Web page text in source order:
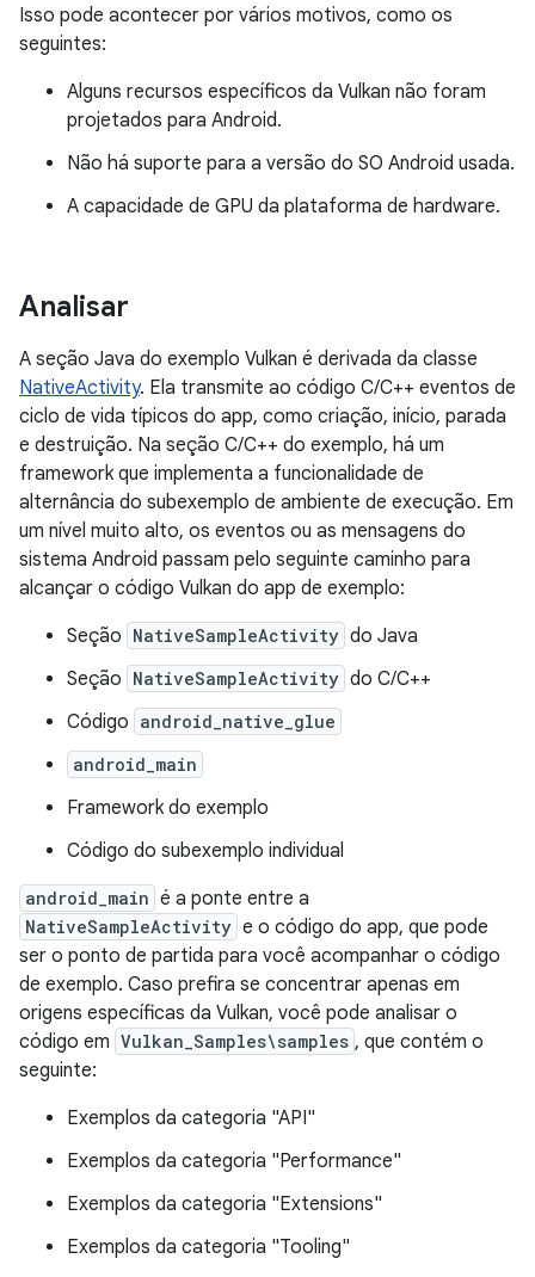
Isso pode acontecer por vários motivos, como os
seguintes:
Alguns recursos específicos da Vulkan não foram
projetados para Android.
Não há suporte para a versão do SO Android usada.
A capacidade de GPU da plataforma de hardware.
Analisar
A seção Java do exemplo Vulkan é derivada da classe
NativeActivity. Ela transmite ao código C/C++ eventos de
ciclo de vida típicos do app, como criação, início, parada
e destruição. Na seção C/C++ do exemplo, há um
framework que implementa a funcionalidade de
alternância do subexemplo de ambiente de execução. Em
um nível muito alto, os eventos ou as mensagens do
sistema Android passam pelo seguinte caminho para
alcançar o código Vulkan do app de exemplo:
Seção NativeSampleActivity do Java
Seção NativeSampleActivity do C/C++
Código android_native_glue
android_main
Framework do exemplo
Código do subexemplo individual
android_main é a ponte entre a
NativeSampleActivity e o código do app, que pode
ser o ponto de partida para você acompanhar o código
de exemplo. Caso prefira se concentrar apenas em
origens específicas da Vulkan, você pode analisar o
código em Vulkan_Samples\samples , que contém o
seguinte:
Exemplos da categoria "API"
Exemplos da categoria "Performance"
Exemplos da categoria "Extensions"
Exemplos da categoria "Tooling"